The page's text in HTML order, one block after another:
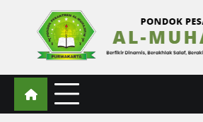
Al-Muhajirin
Berpikir Dinamis – Berakhlak Salaf –